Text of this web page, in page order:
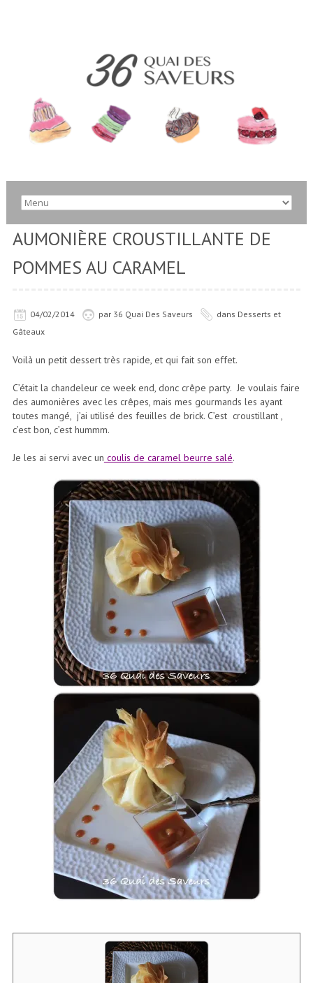
AUMONIÈRE CROUSTILLANTE DE
POMMES AU CARAMEL
04/02/2014 par 36 Quai Des Saveurs dans Desserts et
Gâteaux
Voilà un petit dessert très rapide, et qui fait son effet.
C’était la chandeleur ce week end, donc crêpe party. Je voulais faire
des aumonières avec les crêpes, mais mes gourmands les ayant
toutes mangé, j’ai utilisé des feuilles de brick. C’est croustillant ,
c’est bon, c’est hummm.
Je les ai servi avec un coulis de caramel beurre salé.